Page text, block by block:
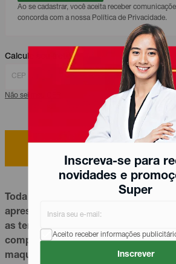
Inscreva-se para
novidades e
Super
Aceito receber informações
Inscrever
Ao se cadastrar, você aceita receber
concorda com a nossa Política de Privacidade.
Calcule seu frete
Calcular
Não sei meu CEP
Toda a linha de
Risqué
apresentar textura única e cores
as tendências da moda,
composições de looks e
maquiagem
e acessórios. Com